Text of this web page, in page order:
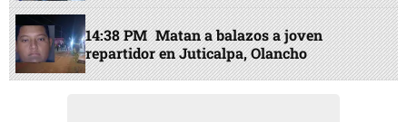
14:38 PM Matan a balazos a joven
repartidor en Juticalpa, Olancho